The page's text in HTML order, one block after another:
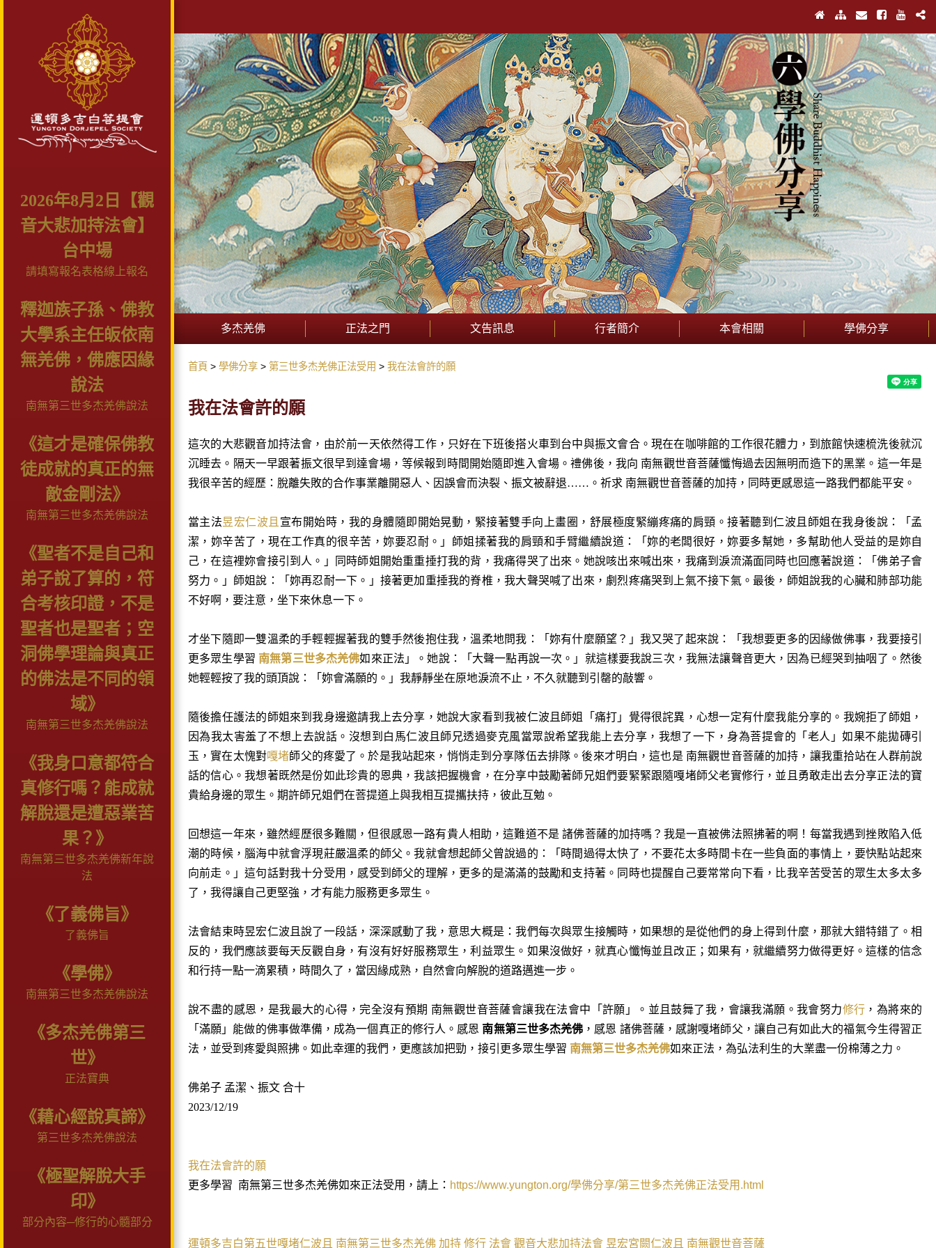
2026年8月2日【觀
音大悲加持法會】
台中場
請填寫報名表格線上報名
釋迦族子孫、佛教
大學系主任皈依南
無羌佛，佛應因緣
說法
南無第三世多杰羌佛說法
《這才是確保佛教
徒成就的真正的無
敵金剛法》
南無第三世多杰羌佛說法
《聖者不是自己和
弟子說了算的，符
合考核印證，不是
聖者也是聖者；空
洞佛學理論與真正
的佛法是不同的領
域》
南無第三世多杰羌佛說法
《我身口意都符合
真修行嗎？能成就
解脫還是遭惡業苦
果？》
南無第三世多杰羌佛新年說
法
《了義佛旨》
了義佛旨
《學佛》
南無第三世多杰羌佛說法
《多杰羌佛第三
世》
正法寶典
《藉心經說真諦》
第三世多杰羌佛說法
《極聖解脫大手
印》
部分內容─修行的心髓部分
多杰羌佛 正法之門 文告訊息 行者簡介 本會相關 學佛分享
首頁 學佛分享 第三世多杰羌佛正法受用 我在法會許的願
我在法會許的願
這次的大悲觀音加持法會，由於前一天依然得工作，只好在下班後搭火車到台中與振文會合。現在在咖啡館的工作很花體力，到旅館快速梳洗後就沉
沉睡去。隔天一早跟著振文很早到達會場，等候報到時間開始隨即進入會場。禮佛後，我向 南無觀世音菩薩懺悔過去因無明而造下的黑業。這一年是
我很辛苦的經歷：脫離失敗的合作事業離開惡人、因誤會而決裂、振文被辭退……。祈求 南無觀世音菩薩的加持，同時更感恩這一路我們都能平安。
當主法昱宏仁波且 宣布開始時，我的身體隨即開始晃動，緊接著雙手向上畫圈，舒展極度緊繃疼痛的肩頸。接著聽到仁波且師姐在我身後說：「孟
潔，妳辛苦了，現在工作真的很辛苦，妳要忍耐。」師姐揉著我的肩頸和手臂繼續說道：「妳的老闆很好，妳要多幫她，多幫助他人受益的是妳自
己，在這裡妳會接引到人。」同時師姐開始重重捶打我的背，我痛得哭了出來。她說咳出來喊出來，我痛到淚流滿面同時也回應著說道：「佛弟子會
努力。」師姐說：「妳再忍耐一下。」接著更加重捶我的脊椎，我大聲哭喊了出來，劇烈疼痛哭到上氣不接下氣。最後，師姐說我的心臟和肺部功能
不好啊，要注意，坐下來休息一下。
才坐下隨即一雙溫柔的手輕輕握著我的雙手然後抱住我，溫柔地問我：「妳有什麼願望？」我又哭了起來說：「我想要更多的因緣做佛事，我要接引
更多眾生學習 南無第三世多杰羌佛如來正法」。她說：「大聲一點再說一次。」就這樣要我說三次，我無法讓聲音更大，因為已經哭到抽咽了。然後
她輕輕按了我的頭頂說：「妳會滿願的。」我靜靜坐在原地淚流不止，不久就聽到引罄的敲響。
隨後擔任護法的師姐來到我身邊邀請我上去分享，她說大家看到我被仁波且師姐「痛打」覺得很詫異，心想一定有什麼我能分享的。我婉拒了師姐，
因為我太害羞了不想上去說話。沒想到白馬仁波且師兄透過麥克風當眾說希望我能上去分享，我想了一下，身為菩提會的「老人」如果不能拋磚引
玉，實在太愧對嘎堵師父的疼愛了。於是我站起來，悄悄走到分享隊伍去排隊。後來才明白，這也是 南無觀世音菩薩的加持，讓我重拾站在人群前說
話的信心。我想著既然是份如此珍貴的恩典，我該把握機會，在分享中鼓勵著師兄姐們要緊緊跟隨嘎堵師父老實修行，並且勇敢走出去分享正法的寶
貴給身邊的眾生。期許師兄姐們在菩提道上與我相互提攜扶持，彼此互勉。
回想這一年來，雖然經歷很多難關，但很感恩一路有貴人相助，這難道不是 諸佛菩薩的加持嗎？我是一直被佛法照拂著的啊！每當我遇到挫敗陷入低
潮的時候，腦海中就會浮現莊嚴溫柔的師父。我就會想起師父曾說過的：「時間過得太快了，不要花太多時間卡在一些負面的事情上，要快點站起來
向前走。」這句話對我十分受用，感受到師父的理解，更多的是滿滿的鼓勵和支持著。同時也提醒自己要常常向下看，比我辛苦受苦的眾生太多太多
了，我得讓自己更堅強，才有能力服務更多眾生。
法會結束時昱宏仁波且說了一段話，深深感動了我，意思大概是：我們每次與眾生接觸時，如果想的是從他們的身上得到什麼，那就大錯特錯了。相
反的，我們應該要每天反觀自身，有沒有好好服務眾生，利益眾生。如果沒做好，就真心懺悔並且改正；如果有，就繼續努力做得更好。這樣的信念
和行持一點一滴累積，時間久了，當因緣成熟，自然會向解脫的道路邁進一步。
說不盡的感恩，是我最大的心得，完全沒有預期 南無觀世音菩薩會讓我在法會中「許願」。並且鼓舞了我，會讓我滿願。我會努力修行 ，為將來的
「滿願」能做的佛事做準備，成為一個真正的修行人。感恩 南無第三世多杰羌佛 ，感恩 諸佛菩薩，感謝嘎堵師父，讓自己有如此大的福氣今生得習正
法，並受到疼愛與照拂。如此幸運的我們，更應該加把勁，接引更多眾生學習 南無第三世多杰羌佛如來正法，為弘法利生的大業盡一份棉薄之力。
佛弟子 孟潔、振文 合十
2023/12/19
我在法會許的願
更多學習 南無第三世多杰羌佛如來正法受用，請上： https://www.yungton.org/學佛分享/第三世多杰羌佛正法受用 .html
運頓多吉白第五世嘎堵仁波且 南無第三世多杰羌佛 加持 修行 法會 觀音大悲加持法會 昱宏宮闕仁波且 南無觀世音菩薩